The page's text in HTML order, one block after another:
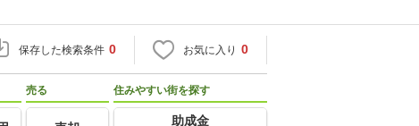
保存した検索条件 0 お気に入り 0
売る 住みやすい街を探す
助成金